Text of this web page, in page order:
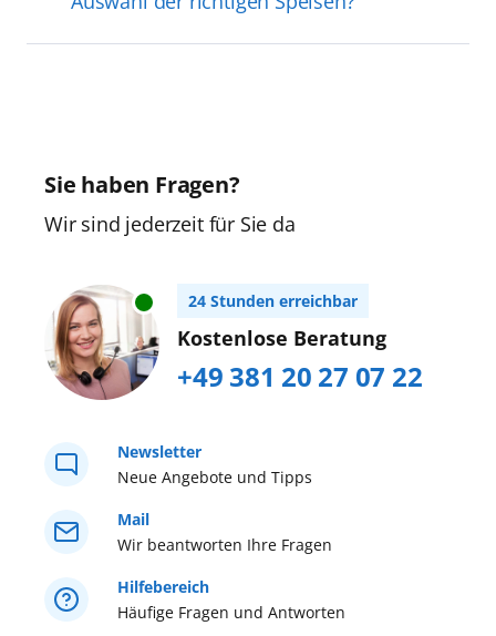
Sie haben Fragen?
Wir sind jederzeit für Sie da
24 Stunden erreichbar
Kostenlose Beratung
+49 381 20 27 07 22
Neue Angebote und Tipps
Newsletter
Häufige Fragen und Antworten
Hilfebereich
Wir beantworten Ihre Fragen
Mail